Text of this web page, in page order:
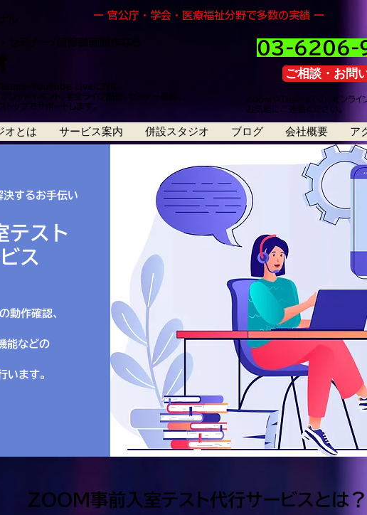
セミナー/研修動画制作なら 03-6206-
ー 官公庁・学会・医療福祉分野で多数の実績 ー
ｓ・Youtube Liveに対応。
リッドイベント、学会ライブ配信、セミナー収録、
ップでサポートします。
ZoomやTeamsでの、オンライ
​お気軽にご連絡ください。
ご相談・お問
オとは サービス案内 併設スタジオ ブログ 会社概要 ア
するお手伝い
テスト
ス
動作確認、
能などの
います。
ZOOM事前入室テスト代行サービスとは？